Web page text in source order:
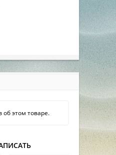
об этом товаре.